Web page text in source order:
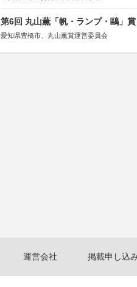
第6回 丸山薫「帆・ランプ・鷗」
愛知県豊橋市、丸山薫賞運営委員会
運営会社 掲載申し込